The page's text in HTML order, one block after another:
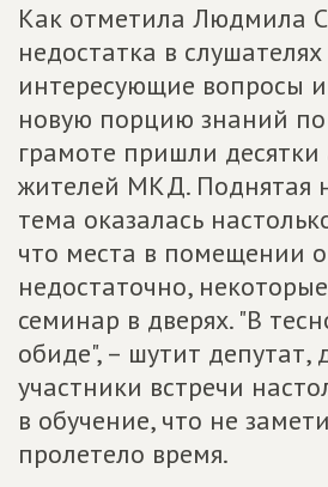
Как отметила Людмила
недостатка в
интересующие вопросы
новую порцию знаний
грамоте пришли
жителей МКД. Поднятая
тема оказалась
что места в помещении
недостаточно,
семинар в дверях. "В
обиде", – шутит депутат,
участники встречи
в обучение, что не
пролетело время.